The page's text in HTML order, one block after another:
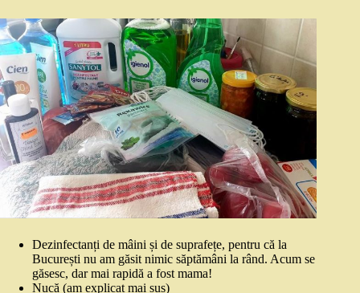
Dezinfectanți de mâini și de suprafețe, pentru că la
București nu am găsit nimic săptămâni la rând. Acum se
găsesc, dar mai rapidă a fost mama!
Nucă (am explicat mai sus)